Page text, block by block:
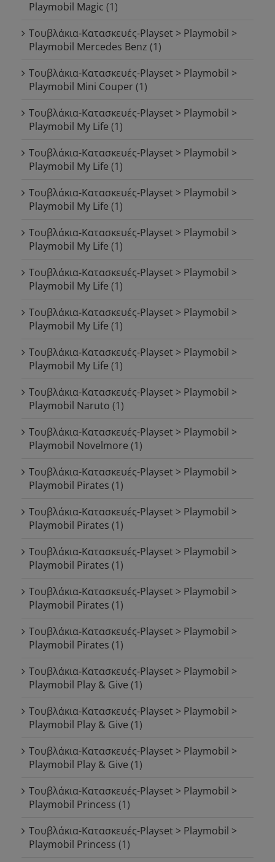
Playmobil Magic (1)
Τουβλάκια-Κατασκευές-Playset > Playmobil >
Playmobil Mercedes Benz (1)
Τουβλάκια-Κατασκευές-Playset > Playmobil >
Playmobil Mini Couper (1)
Τουβλάκια-Κατασκευές-Playset > Playmobil >
Playmobil My Life (1)
Τουβλάκια-Κατασκευές-Playset > Playmobil >
Playmobil My Life (1)
Τουβλάκια-Κατασκευές-Playset > Playmobil >
Playmobil My Life (1)
Τουβλάκια-Κατασκευές-Playset > Playmobil >
Playmobil My Life (1)
Τουβλάκια-Κατασκευές-Playset > Playmobil >
Playmobil My Life (1)
Τουβλάκια-Κατασκευές-Playset > Playmobil >
Playmobil My Life (1)
Τουβλάκια-Κατασκευές-Playset > Playmobil >
Playmobil My Life (1)
Τουβλάκια-Κατασκευές-Playset > Playmobil >
Playmobil Naruto (1)
Τουβλάκια-Κατασκευές-Playset > Playmobil >
Playmobil Novelmore (1)
Τουβλάκια-Κατασκευές-Playset > Playmobil >
Playmobil Pirates (1)
Τουβλάκια-Κατασκευές-Playset > Playmobil >
Playmobil Pirates (1)
Τουβλάκια-Κατασκευές-Playset > Playmobil >
Playmobil Pirates (1)
Τουβλάκια-Κατασκευές-Playset > Playmobil >
Playmobil Pirates (1)
Τουβλάκια-Κατασκευές-Playset > Playmobil >
Playmobil Pirates (1)
Τουβλάκια-Κατασκευές-Playset > Playmobil >
Playmobil Play & Give (1)
Τουβλάκια-Κατασκευές-Playset > Playmobil >
Playmobil Play & Give (1)
Τουβλάκια-Κατασκευές-Playset > Playmobil >
Playmobil Play & Give (1)
Τουβλάκια-Κατασκευές-Playset > Playmobil >
Playmobil Princess (1)
Τουβλάκια-Κατασκευές-Playset > Playmobil >
Playmobil Princess (1)